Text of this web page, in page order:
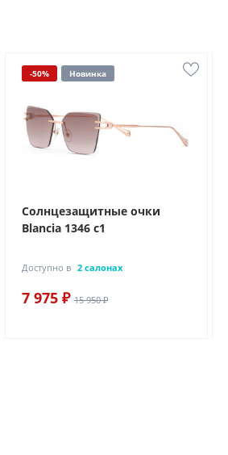
-50% Новинка
Солнцезащитные очки
Blancia 1346 с1
Доступно в 2 салонах
7 975 ₽ 15 950 ₽